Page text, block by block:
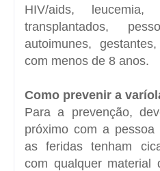
HIV/aids, leucemia,
transplantados,
autoimunes,
com menos de 8 anos.
Como prevenir a
Para a prevenção,
próximo com a
as feridas tenham
com qualquer material